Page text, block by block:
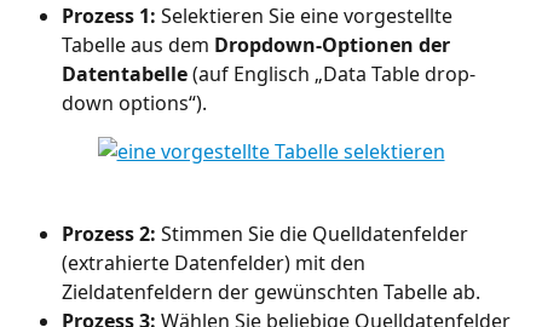
Prozess 1: Selektieren Sie eine vorgestellte
Tabelle aus dem Dropdown-Optionen der
Datentabelle (auf Englisch „Data Table drop-
down options“).
Prozess 2: Stimmen Sie die Quelldatenfelder
(extrahierte Datenfelder) mit den
Zieldatenfeldern der gewünschten Tabelle ab.
Prozess 3: Wählen Sie beliebige Quelldatenfelder